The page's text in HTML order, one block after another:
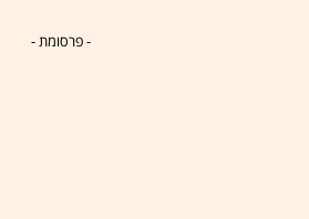
- פרסומת -